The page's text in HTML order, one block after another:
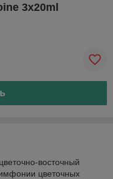
3x20ml
восточный
цветочных